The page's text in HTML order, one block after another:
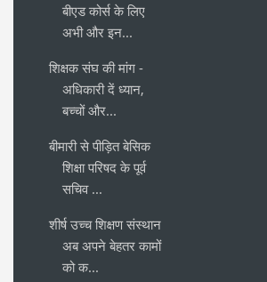
बीएड कोर्स के लिए
अभी और इन...
शिक्षक संघ की मांग -
अधिकारी दें ध्यान,
बच्चों और...
बीमारी से पीड़ित बेसिक
शिक्षा परिषद के पूर्व
सचिव ...
शीर्ष उच्च शिक्षण संस्थान
अब अपने बेहतर कामों
को क...